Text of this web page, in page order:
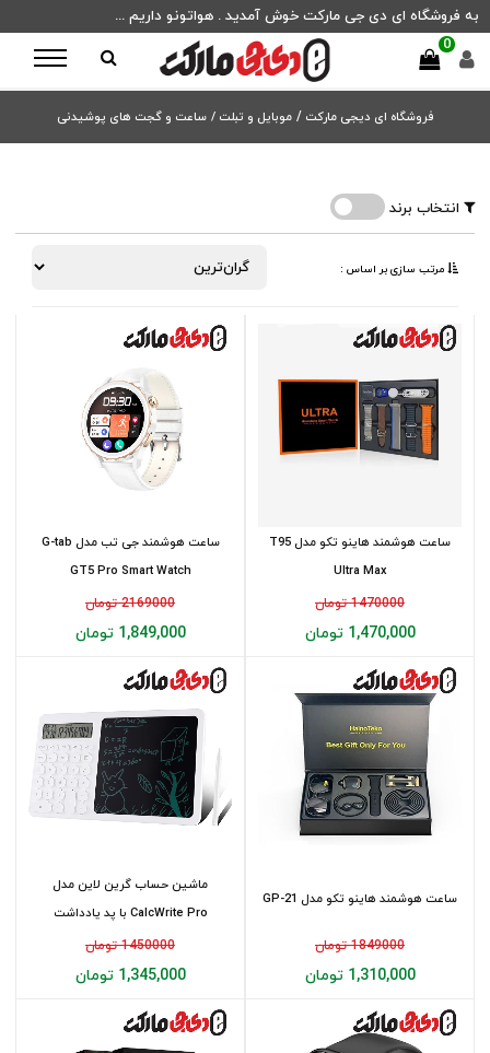
به فروشگاه ای دی جی مارکت خوش آمدید . هواتونو داریم ...
0
فروشگاه ای دیجی مارکت / موبایل و تبلت / ساعت و گجت های پوشیدنی
انتخاب برند
مرتب ‌سازی بر اساس :
ساعت هوشمند جی تب مدل G-tab
GT5 Pro Smart Watch
2169000 تومان
1,849,000 تومان
ساعت هوشمند هاینو تکو مدل T95
Ultra Max
1470000 تومان
1,470,000 تومان
ماشین حساب گرین لاین مدل
CalcWrite Pro با پد یادداشت
1450000 تومان
1,345,000 تومان
ساعت هوشمند هاینو تکو مدل GP-21
1849000 تومان
1,310,000 تومان